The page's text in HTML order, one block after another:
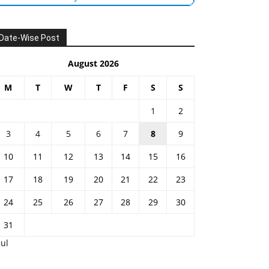
Wise Post
August 2026
M T W T F S S
1
2
3
4 5 6 7 8
9
10
11 12 13 14 15
16
17
18 19 20 21 22
23
24
25 26 27 28 29
30
31